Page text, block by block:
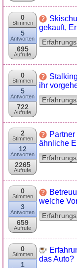
0
Stimmen
5
Antworten
695
Aufrufe
gekauft,
0
Stimmen
5
Antworten
722
Aufrufe
ihr
2
Stimmen
12
Antworten
2265
Aufrufe
ähnliche
0
Stimmen
3
Antworten
659
Aufrufe
welche
0
Stimmen
1
das Auto?